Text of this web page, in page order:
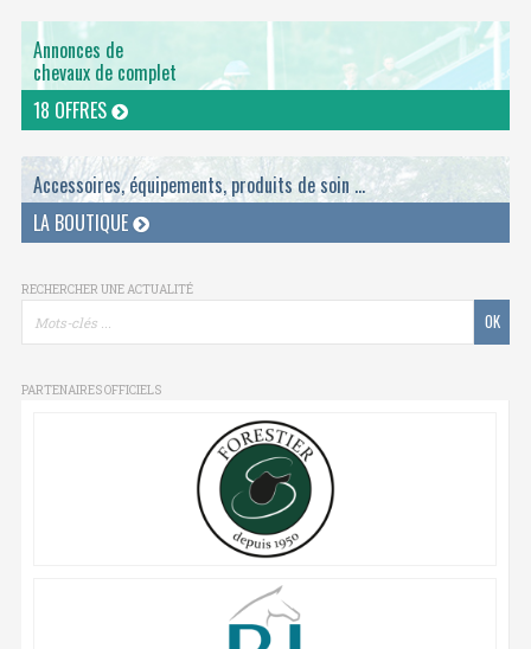
Annonces de
chevaux de complet
18 OFFRES
Accessoires, équipements, produits de soin ...
LA BOUTIQUE
RECHERCHER UNE ACTUALITÉ
PARTENAIRES OFFICIELS